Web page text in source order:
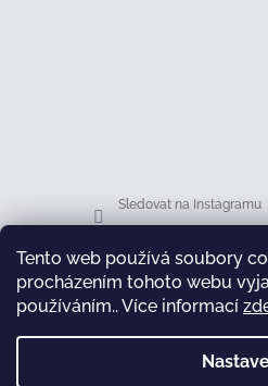
Tento web používá soubory
procházením tohoto webu
používáním.. Více informací
Sledovat na Instagramu
Facebook
test